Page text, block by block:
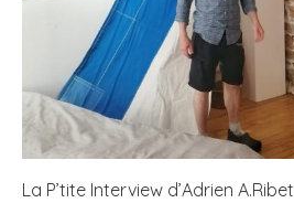
La P’tite Interview d’Adrien A.Ribet